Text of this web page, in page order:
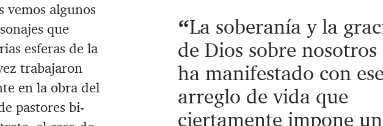
La soberanía y la
de Dios sobre nosotros
ha manifestado con ese
arreglo de vida que
ciertamente impone
vemos algunos
que
esferas de la
trabajaron
en la obra del
pastores bi-